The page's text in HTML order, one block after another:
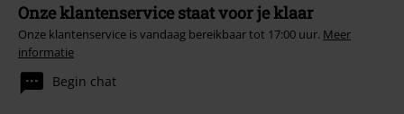
Onze klantenservice staat voor je klaar
Onze klantenservice is vandaag bereikbaar tot 17:00 uur. Meer
informatie
Begin chat